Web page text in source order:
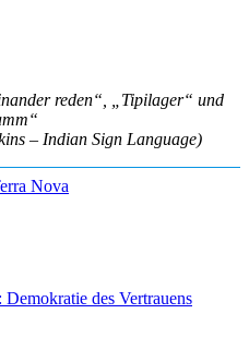
reden“, „Tipilager“ und
– Indian Sign Language)
Nova
des Vertrauens